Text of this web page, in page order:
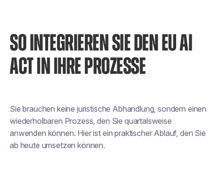
SO INTEGRIEREN SIE DEN EU AI
ACT IN IHRE PROZESSE
Sie brauchen keine juristische Abhandlung, sondern einen
wiederholbaren Prozess, den Sie quartalsweise
anwenden können. Hier ist ein praktischer Ablauf, den Sie
ab heute umsetzen können.